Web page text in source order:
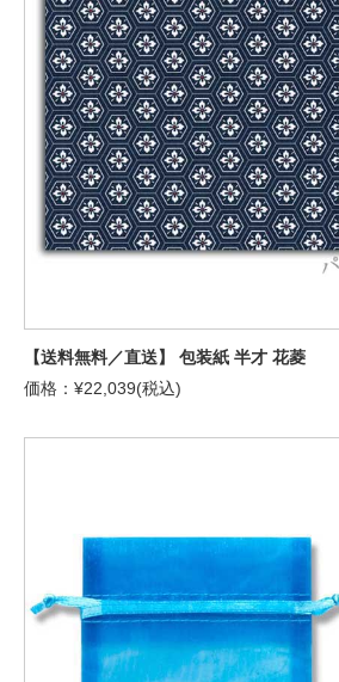
【送料無料／直送】 包装紙 半才 花菱
価格：¥22,039(税込)